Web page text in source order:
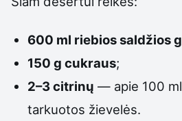
600 ml riebios saldžios
150 g cukraus;
2–3 citrinų — apie 100
tarkuotos žievelės.